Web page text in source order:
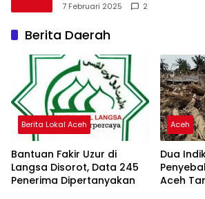
7 Februari 2025 2
Berita Daerah
Berita Lokal Aceh
Bantuan Fakir Uzur di
Langsa Disorot, Data 245
Penerima Dipertanyakan
Aceh
Dua
Aceh